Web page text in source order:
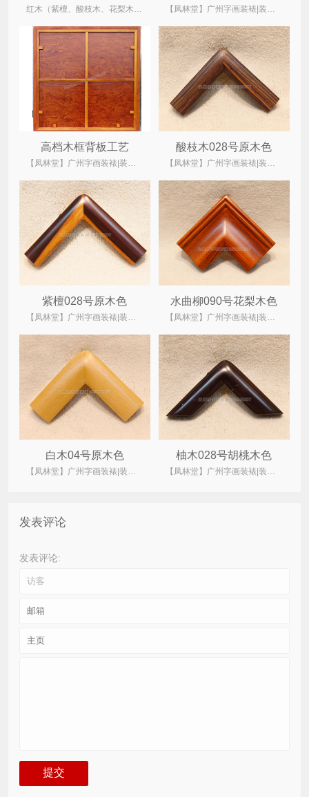
红木（紫檀、酸枝木、花梨木、鸡翅木）、菠萝格、柚木、水曲柳木、桐木 【凤林堂】广州字画装裱|装裱店|裱画|书画装裱|国画装裱
高档木框背板工艺
【凤林堂】广州字画装裱|装裱店|裱画|书画装裱|国画装裱
酸枝木028号原木色
【凤林堂】广州字画装裱|装裱店|裱画|书画装裱|国画装裱
紫檀028号原木色
【凤林堂】广州字画装裱|装裱店|裱画|书画装裱|国画装裱
水曲柳090号花梨木色
【凤林堂】广州字画装裱|装裱店|裱画|书画装裱|国画装裱
白木04号原木色 柚木028号胡桃木色
发表评论
发表评论: